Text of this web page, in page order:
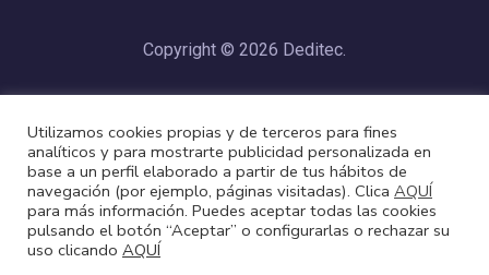
Copyright © 2026 Deditec.
Cookies
Utilizamos cookies propias y de terceros para fines
analíticos y para mostrarte publicidad personalizada en
base a un perfil elaborado a partir de tus hábitos de
navegación (por ejemplo, páginas visitadas). Clica AQUÍ
para más información. Puedes aceptar todas las cookies
pulsando el botón “Aceptar” o configurarlas o rechazar su
uso clicando AQUÍ